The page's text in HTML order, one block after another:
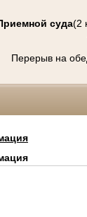
суда(2
Перерыв на